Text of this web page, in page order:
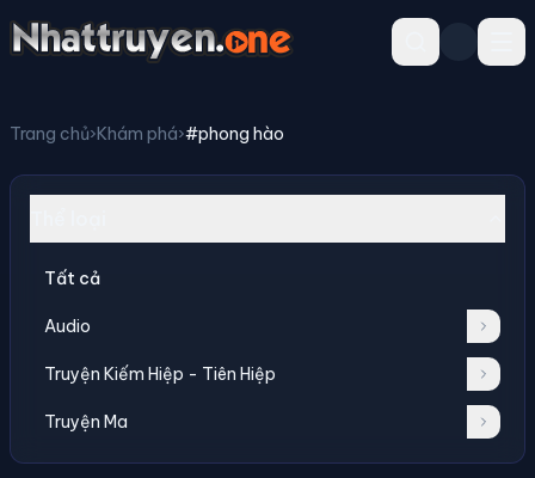
Trang chủ›Khám phá›#phong hào
Tất cả
Audio
Truyện Kiếm Hiệp - Tiên Hiệp
Truyện Ma